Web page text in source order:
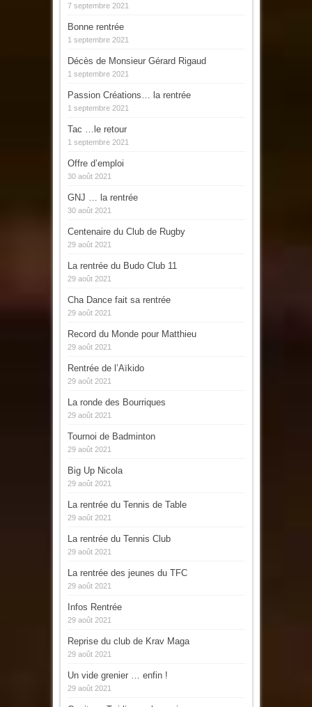
7 septembre 2021
Bonne rentrée
1 septembre 2021
Décès de Monsieur Gérard Rigaud
1 septembre 2021
Passion Créations… la rentrée
1 septembre 2021
Tac …le retour
1 septembre 2021
Offre d’emploi
30 août 2021
GNJ … la rentrée
30 août 2021
Centenaire du Club de Rugby
29 août 2021
La rentrée du Budo Club 11
29 août 2021
Cha Dance fait sa rentrée
29 août 2021
Record du Monde pour Matthieu
29 août 2021
Rentrée de l’Aïkido
29 août 2021
La ronde des Bourriques
29 août 2021
Tournoi de Badminton
29 août 2021
Big Up Nicola
29 août 2021
La rentrée du Tennis de Table
29 août 2021
La rentrée du Tennis Club
29 août 2021
La rentrée des jeunes du TFC
29 août 2021
Infos Rentrée
29 août 2021
Reprise du club de Krav Maga
29 août 2021
Un vide grenier … enfin !
29 août 2021